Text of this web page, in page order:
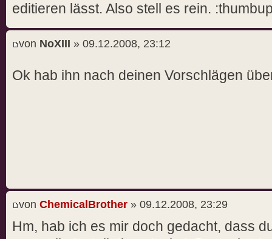
editieren lässt. Also stell es rein.
von NoXIII » 09.12.2008, 23:12
Ok hab ihn nach deinen Vorschlägen
von ChemicalBrother » 09.12.2008, 23:29
Hm, hab ich es mir doch gedacht, dass